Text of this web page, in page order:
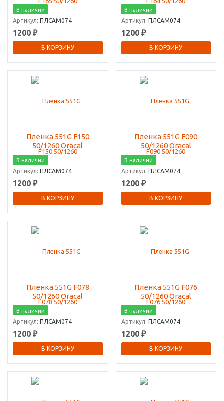
В наличии
Артикул: ПЛСАМ074
1200 ₽
В КОРЗИНУ
В наличии
Артикул: ПЛСАМ074
1200 ₽
В КОРЗИНУ
Пленка 551G F150
50/1260 Oracal
В наличии
Артикул: ПЛСАМ074
1200 ₽
В КОРЗИНУ
Пленка 551G F090
50/1260 Oracal
В наличии
Артикул: ПЛСАМ074
1200 ₽
В КОРЗИНУ
Пленка 551G F078
50/1260 Oracal
В наличии
Артикул: ПЛСАМ074
1200 ₽
В КОРЗИНУ
Пленка 551G F076
50/1260 Oracal
В наличии
Артикул: ПЛСАМ074
1200 ₽
В КОРЗИНУ